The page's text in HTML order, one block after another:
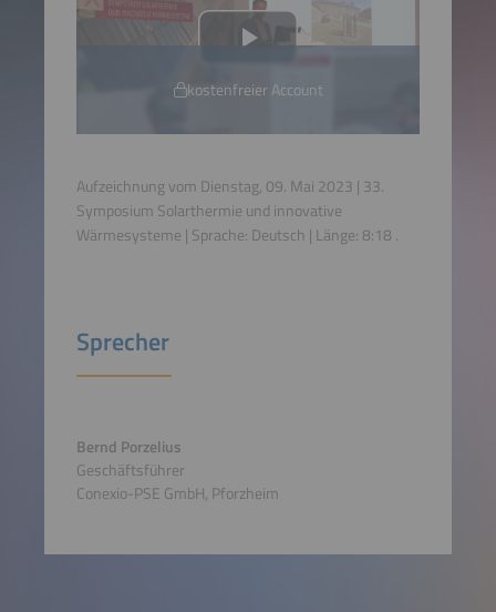
kostenfreier Account
Aufzeichnung vom Dienstag, 09. Mai 2023 | 33.
Symposium Solarthermie und innovative
Wärmesysteme | Sprache: Deutsch | Länge: 8:18 .
Sprecher
Bernd Porzelius
Geschäftsführer
Conexio-PSE GmbH, Pforzheim